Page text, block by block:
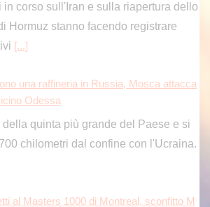
in corso sull'Iran e sulla riapertura dello
Hormuz stanno facendo registrare
[...]
una raffineria in Russia, Mosca attacca
Odessa
della quinta più grande del Paese e si
chilometri dal confine con l'Ucraina.
al Masters 1000 di Montreal, sconfitto M